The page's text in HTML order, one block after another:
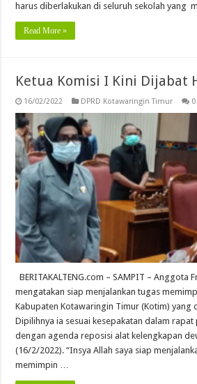
harus diberlakukan di seluruh sekolah yang
Read More »
Ketua Komisi I Kini Dijabat
16/02/2022 DPRD Kotawaringin Timur 0
BERITAKALTENG.com – SAMPIT – Anggota
mengatakan siap menjalankan tugas
Kabupaten Kotawaringin Timur (Kotim) yang
Dipilihnya ia sesuai kesepakatan dalam rapat
dengan agenda reposisi alat kelengkapan
(16/2/2022). “Insya Allah saya siap
memimpin …